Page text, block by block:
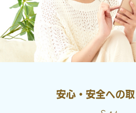
安心・安全への